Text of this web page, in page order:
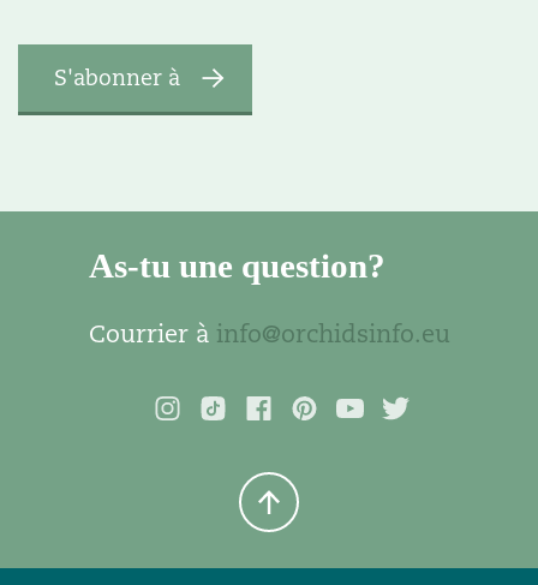
As-tu une question?
Courrier à info@orchidsinfo.eu